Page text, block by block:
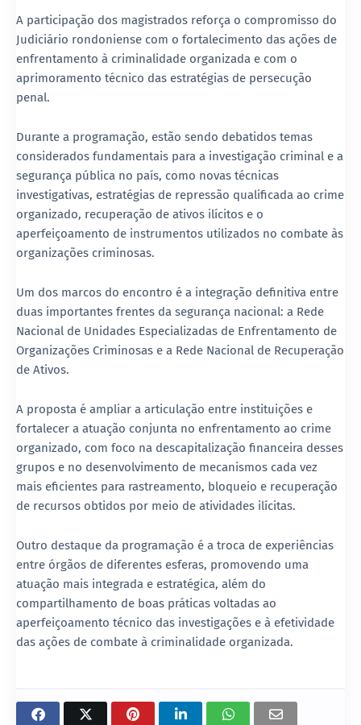
A participação dos magistrados reforça o compromisso do
Judiciário rondoniense com o fortalecimento das ações de
enfrentamento à criminalidade organizada e com o
aprimoramento técnico das estratégias de persecução
penal.
Durante a programação, estão sendo debatidos temas
considerados fundamentais para a investigação criminal e a
segurança pública no país, como novas técnicas
investigativas, estratégias de repressão qualificada ao crime
organizado, recuperação de ativos ilícitos e o
aperfeiçoamento de instrumentos utilizados no combate às
organizações criminosas.
Um dos marcos do encontro é a integração definitiva entre
duas importantes frentes da segurança nacional: a Rede
Nacional de Unidades Especializadas de Enfrentamento de
Organizações Criminosas e a Rede Nacional de Recuperação
de Ativos.
A proposta é ampliar a articulação entre instituições e
fortalecer a atuação conjunta no enfrentamento ao crime
organizado, com foco na descapitalização financeira desses
grupos e no desenvolvimento de mecanismos cada vez
mais eficientes para rastreamento, bloqueio e recuperação
de recursos obtidos por meio de atividades ilícitas.
Outro destaque da programação é a troca de experiências
entre órgãos de diferentes esferas, promovendo uma
atuação mais integrada e estratégica, além do
compartilhamento de boas práticas voltadas ao
aperfeiçoamento técnico das investigações e à efetividade
das ações de combate à criminalidade organizada.